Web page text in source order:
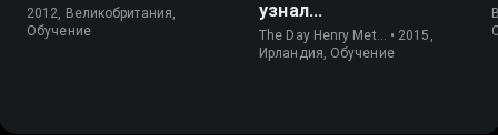
2012, Великобритания,
Обучение
узнал...
The Day Henry Met… • 2015,
Ирландия, Обучение